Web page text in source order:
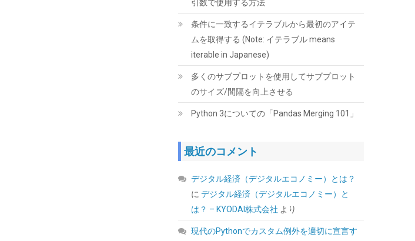
Seagate IronWolf 内蔵HDD 4TB NAS用
ST4000VN006/EC
04:05 GMT +09:00 時点 -詳細はこちら
引数で使用する方法
条件に一致するイテラブルから最初のアイテ
ムを取得する (Note: イテラブル means
iterable in Japanese)
多くのサブプロットを使用してサブプロット
のサイズ/間隔を向上させる
Python 3についての「Pandas Merging 101」
最近のコメント
デジタル経済（デジタルエコノミー）とは？
にデジタル経済（デジタルエコノミー）と
は？ – KYODAI株式会社 より
現代のPythonでカスタム例外を適切に宣言す